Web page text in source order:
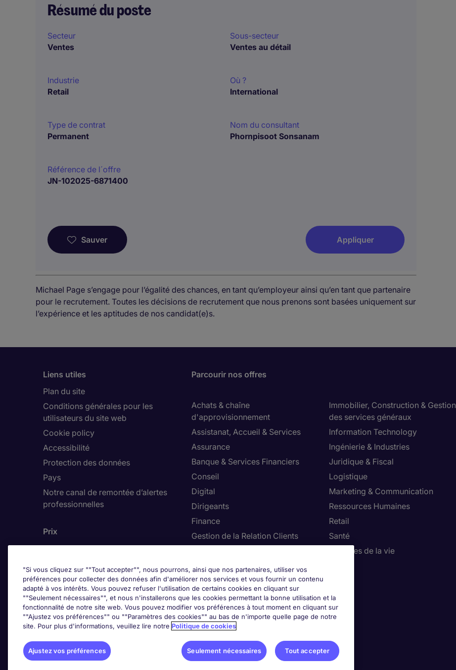
Résumé du poste
Secteur
Ventes
Sous-secteur
Ventes au détail
Industrie
Retail
Où ?
International
Type de contrat
Permanent
Nom du consultant
Phornpisoot Sonsanam
Référence de l´offre
JN-102025-6871400
Sauver Appliquer
Michael Page s’engage pour l’égalité des chances, en tant qu’employeur ainsi qu’en tant que partenaire
pour le recrutement. Toutes les décisions de recrutement que nous prenons sont basées uniquement sur
l’expérience et les aptitudes de nos candidat(e)s.
Liens utiles
Plan du site
Conditions générales pour les
utilisateurs du site web
Cookie policy
Accessibilité
Protection des données
Pays
Notre canal de remontée d’alertes
professionnelles
Prix
Parcourir nos offres
Achats & chaîne
d'approvisionnement
Assistanat, Accueil & Services
Assurance
Banque & Services Financiers
Conseil
Digital
Dirigeants
Finance
Gestion de la Relation Clients
Immobilier, Construction & Gestion
des services généraux
Information Technology
Ingénierie & Industries
Juridique & Fiscal
Logistique
Marketing & Communication
Ressources Humaines
Retail
Santé
Sciences de la vie
Trends
"Si vous cliquez sur ""Tout accepter"", nous pourrons, ainsi que nos partenaires, utiliser vos
préférences pour collecter des données afin d'améliorer nos services et vous fournir un contenu
adapté à vos intérêts. Vous pouvez refuser l'utilisation de certains cookies en cliquant sur
""Seulement nécessaires"", et nous n'installerons que les cookies permettant la bonne utilisation et la
fonctionnalité de notre site web. Vous pouvez modifier vos préférences à tout moment en cliquant sur
""Ajustez vos préférences"" ou ""Paramètres des cookies"" au bas de n'importe quelle page de notre
site. Pour plus d'informations, veuillez lire notre Politique de cookies
Ajustez vos préférences Seulement nécessaires Tout accepter